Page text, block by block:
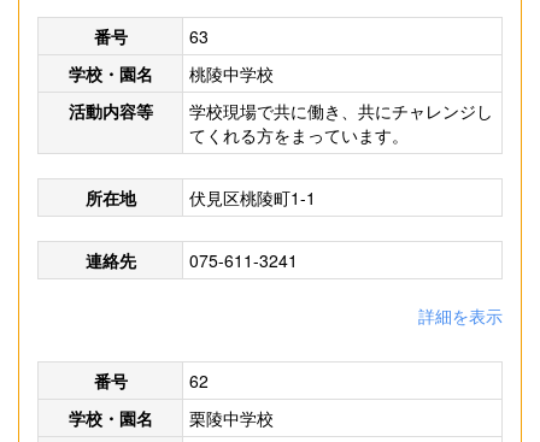
番号
63
学校・園名
桃陵中学校
活動内容等
学校現場で共に働き、共にチャレンジし
てくれる方をまっています。
所在地 伏見区桃陵町1-1
連絡先 075-611-3241
詳細を表示
番号
62
学校・園名
栗陵中学校